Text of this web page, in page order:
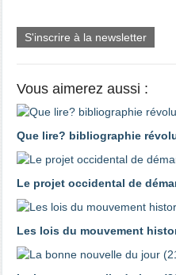
S'inscrire à la newsletter
Vous aimerez aussi :
Que lire? bibliographie
Le projet occidental de
Les lois du mouvement